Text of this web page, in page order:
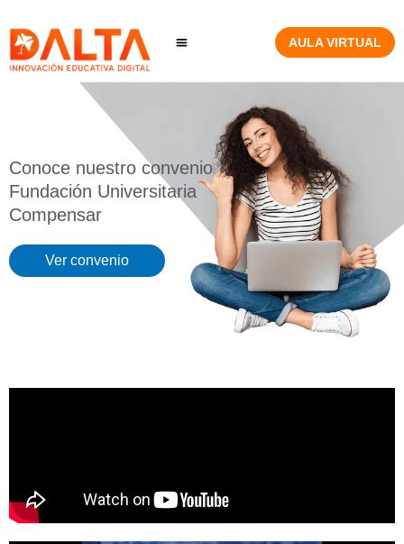
contenido
AULA VIRTUAL
Conoce nuestro convenio
Fundación Universitaria
Compensar
Ver convenio